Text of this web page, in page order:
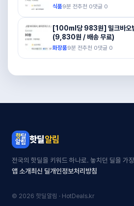
식품9분 전추천 0댓글 0
[100ml당 983원] 밀크바오
(9,830원 / 배송 무료)
화장품9분 전추천 0댓글 0
핫딜알림
전국의 핫딜을 키워드 하나로. 놓치던 딜을 가
앱 소개최신 딜개인정보처리방침
© 2026 핫딜알림 · HotDeals.kr